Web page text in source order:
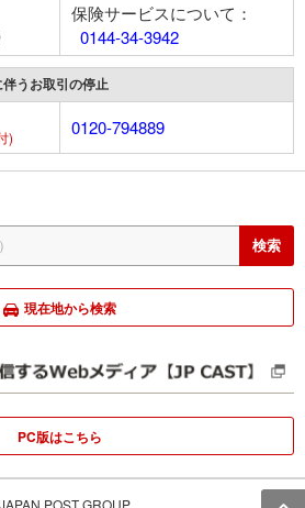
保険サービスについて：
0144-34-3942
うお取引の停止
)
0120-794889
現在地から検索
PC版はこちら